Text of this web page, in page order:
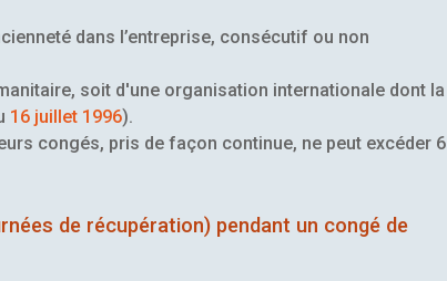
dans l’entreprise, consécutif ou non
soit d'une organisation internationale dont la
16 juillet 1996).
congés, pris de façon continue, ne peut excéder 6
de récupération) pendant un congé de